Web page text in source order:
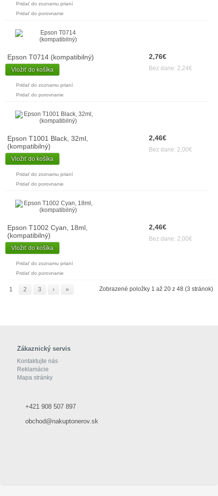
Pridať do zoznamu prianí
Pridať do porovnanie
Epson T0714 (kompatibilný) 2,76€
Bez dane: 2,24€
Vložiť do košíka
Pridať do zoznamu prianí
Pridať do porovnanie
Epson T1001 Black, 32ml,
(kompatibilný)
2,46€
Bez dane: 2,00€
Vložiť do košíka
Pridať do zoznamu prianí
Pridať do porovnanie
Epson T1002 Cyan, 18ml,
(kompatibilný)
2,46€
Bez dane: 2,00€
Vložiť do košíka
Pridať do zoznamu prianí
Pridať do porovnanie
1 2 3 › » Zobrazené položky 1 až 20 z 48 (3 stránok)
Zákaznický servis
Kontaktujte nás
Reklamácie
Mapa stránky
+421 908 507 897
obchod@nakuptonerov.sk